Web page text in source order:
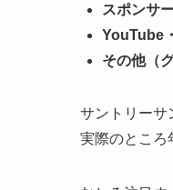
スポンサ
YouTube
その他（
サントリーサ
実際のところ